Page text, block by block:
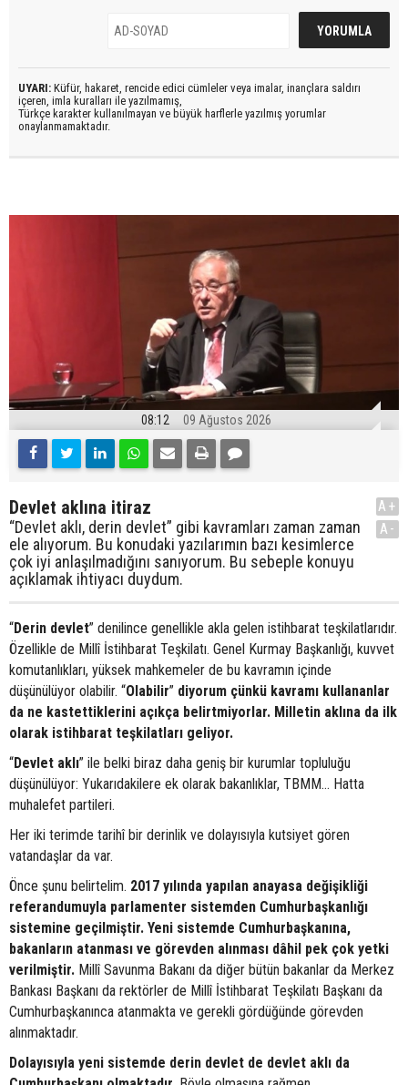
UYARI: Küfür, hakaret, rencide edici cümleler veya imalar, inançlara saldırı
içeren, imla kuralları ile yazılmamış,
Türkçe karakter kullanılmayan ve büyük harflerle yazılmış yorumlar
onaylanmamaktadır.
08:12 09 Ağustos 2026
Devlet aklına itiraz
“Devlet aklı, derin devlet” gibi kavramları zaman zaman
ele alıyorum. Bu konudaki yazılarımın bazı kesimlerce
çok iyi anlaşılmadığını sanıyorum. Bu sebeple konuyu
açıklamak ihtiyacı duydum.
A+
A-
“Derin devlet” denilince genellikle akla gelen istihbarat teşkilatlarıdır.
Özellikle de Millî İstihbarat Teşkilatı. Genel Kurmay Başkanlığı, kuvvet
komutanlıkları, yüksek mahkemeler de bu kavramın içinde
düşünülüyor olabilir. “Olabilir” diyorum çünkü kavramı kullananlar
da ne kastettiklerini açıkça belirtmiyorlar. Milletin aklına da ilk
olarak istihbarat teşkilatları geliyor.
“Devlet aklı” ile belki biraz daha geniş bir kurumlar topluluğu
düşünülüyor: Yukarıdakilere ek olarak bakanlıklar, TBMM… Hatta
muhalefet partileri.
Her iki terimde tarihî bir derinlik ve dolayısıyla kutsiyet gören
vatandaşlar da var.
Önce şunu belirtelim. 2017 yılında yapılan anayasa değişikliği
referandumuyla parlamenter sistemden Cumhurbaşkanlığı
sistemine geçilmiştir. Yeni sistemde Cumhurbaşkanına,
bakanların atanması ve görevden alınması dâhil pek çok yetki
verilmiştir. Millî Savunma Bakanı da diğer bütün bakanlar da Merkez
Bankası Başkanı da rektörler de Millî İstihbarat Teşkilatı Başkanı da
Cumhurbaşkanınca atanmakta ve gerekli gördüğünde görevden
alınmaktadır.
Dolayısıyla yeni sistemde derin devlet de devlet aklı da